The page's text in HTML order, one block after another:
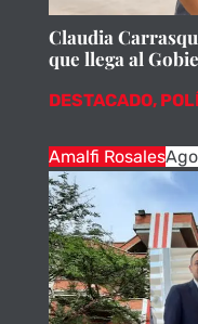
Claudia
que llega al
DESTACADO,
Amalfi RosalesAgo